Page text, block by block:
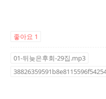
좋아요 1
01-뒤늦은후회-29집.mp3